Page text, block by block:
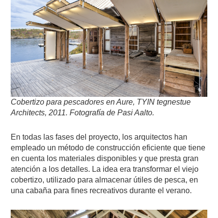
Cobertizo para pescadores en Aure, TYIN tegnestue
Architects, 2011. Fotografía de Pasi Aalto.
En todas las fases del proyecto, los arquitectos han
empleado un método de construcción eficiente que tiene
en cuenta los materiales disponibles y que presta gran
atención a los detalles. La idea era transformar el viejo
cobertizo, utilizado para almacenar útiles de pesca, en
una cabaña para fines recreativos durante el verano.